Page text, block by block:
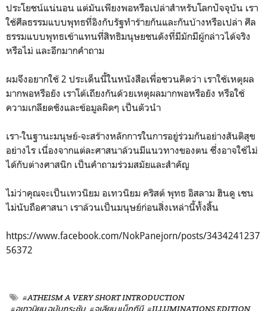
ประโยชน์แน่นอน แต่มันเพียงพอหรือเปล่าสำหรับโลกปัจจุบัน เรา
ใช้ศีลธรรมแบบพุทธที่อิงกับรัฐทำร้ายกันและกันบ้างหรือเปล่า ศีล
ธรรมแบบพุทธเข้าแทนที่สิทธิมนุษยชนดังที่มีมักมีผู้กล่าวได้จริง
หรือไม่ และอีกมากคำถาม
ผมจึงอยากใช้ 2 ประเด็นนี้ในหนังสือเพื่อชวนคิดว่า เราใช้เหตุผล
มากพอหรือยัง เราโต้เถียงกันด้วยเหตุผลมากพอหรือยัง หรือใช้
ความเกลียดชังและข้อมูลผิดๆ เป็นตัวนำ
เรา-ในฐานะมนุษย์-จะสร้างหลักการในการอยู่ร่วมกันอย่างสันติสุข
อย่างไร เนื่องจากแต่ละศาสนาล้วนมีแนวทางของตน ซึ่งอาจใช้ไม่
ได้กับต่างศาสนิก เป็นคำถามร่วมสมัยและสำคัญ
ไม่ว่าคุณจะเป็นเทวนิยม อเทวนิยม คริสต์ พุทธ อิสลาม ฮินดู เชน
ไม่นับถือศาสนา เราล้วนเป็นมนุษย์ก่อนสิ่งเหล่านี้ทั้งสิ้น
https://www.facebook.com/NokPanejorn/posts/3434241237
56372
#ATHEISM A VERY SHORT INTRODUCTION
#อเทวนิยม ฉบับกระชับ #จูเลียน แบ็กกีนี #ILLUMINATIONS EDITION